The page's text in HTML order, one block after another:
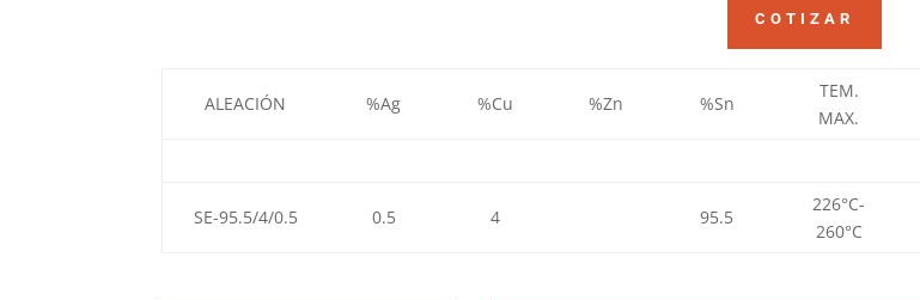
COTIZAR
ALEACIÓN %Ag %Cu %Zn %Sn
TEM.
MAX.
SE-95.5/4/0.5 0.5 4 95.5
226°C-
260°C